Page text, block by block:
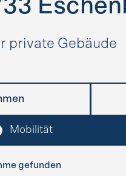
private Gebäude
Mobilität
gefunden